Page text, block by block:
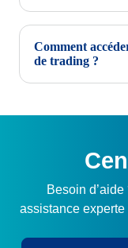
Comment
de trading ?
Besoin
assistance